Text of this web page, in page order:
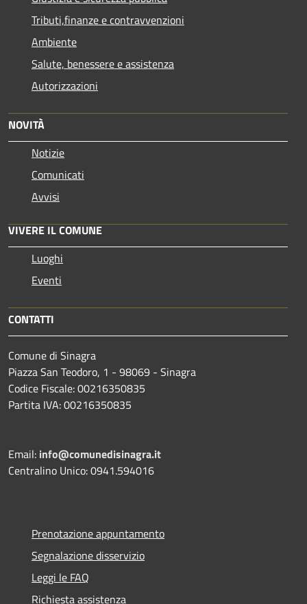
Tributi,finanze e contravvenzioni
Ambiente
Salute, benessere e assistenza
Autorizzazioni
NOVITÀ
Notizie
Comunicati
Avvisi
VIVERE IL COMUNE
Luoghi
Eventi
CONTATTI
Comune di Sinagra
Piazza San Teodoro, 1 - 98069 - Sinagra
Codice Fiscale: 00216350835
Partita IVA: 00216350835
Email: info@comunedisinagra.it
Centralino Unico: 0941.594016
Prenotazione appuntamento
Segnalazione disservizio
Leggi le FAQ
Richiesta assistenza